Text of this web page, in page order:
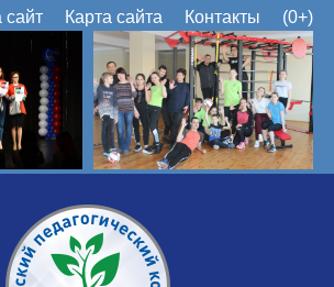
сайт Карта сайта Контакты (0+)